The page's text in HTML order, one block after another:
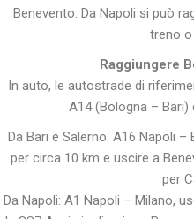
Benevento. Da Napoli si può
treno
Raggiungere
In auto, le autostrade di
A14 (Bologna – Bari)
Da Bari e Salerno: A16 Napoli
per circa 10 km e uscire a
per
Da Napoli: A1 Napoli – Milano,